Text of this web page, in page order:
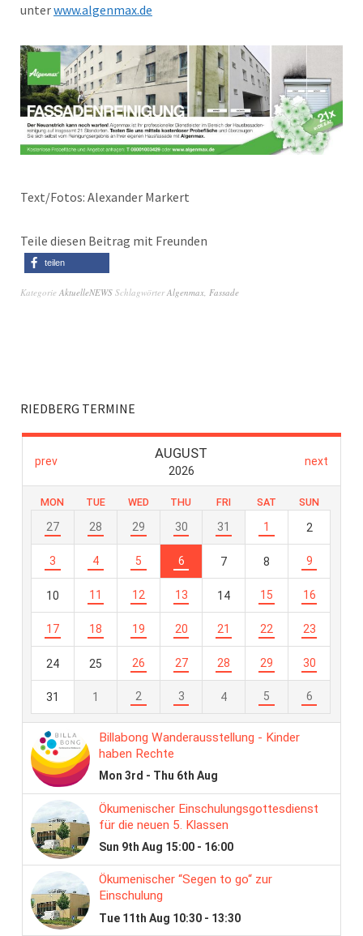
unterwww.algenmax.de
Text/Fotos: Alexander Markert
Teile diesen Beitrag mit Freunden
teilen
Kategorie AktuelleNEWS SchlagwörterAlgenmax Fassade
RIEDBERG TERMINE